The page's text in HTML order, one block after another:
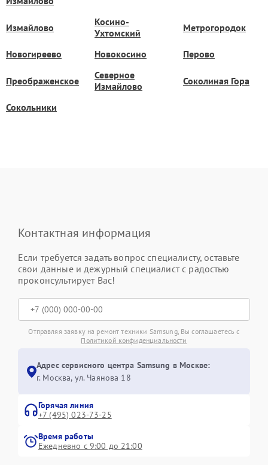
Измайлово
Косино-
Ухтомский
Метрогородок
Новогиреево Новокосино Перово
Преображенское
Северное
Измайлово
Соколиная Гора
Сокольники
Контактная информация
Если требуется задать вопрос специалисту, оставьте
свои данные и дежурный специалист с радостью
проконсультирует Вас!
Отправляя заявку на ремонт техники Samsung, Вы соглашаетесь с
Политикой конфиденциальности
Адрес сервисного центра Samsung в Москве:
г. Москва, ул. Чаянова 18
Горячая линия
+7 (495) 023-73-25
Время работы
Ежедневно с 9:00 до 21:00